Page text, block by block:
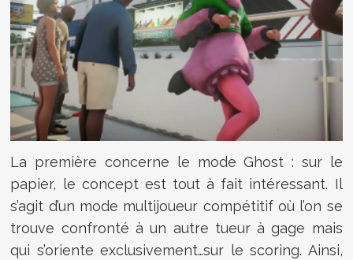
La première concerne le mode Ghost : sur le
papier, le concept est tout à fait intéressant. Il
s’agit d’un mode multijoueur compétitif où l’on se
trouve confronté à un autre tueur à gage mais
qui s’oriente exclusivement…sur le scoring. Ainsi,